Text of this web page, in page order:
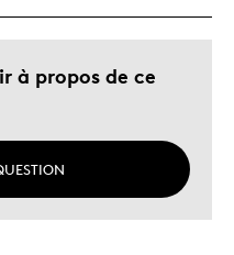
à propos de ce